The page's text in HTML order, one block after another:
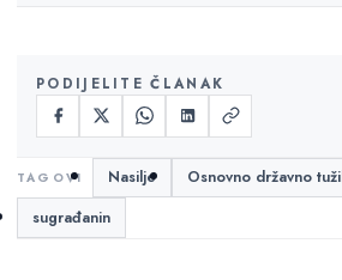
PODIJELITE ČLANAK
Nasilje Osnovno državno
sugrađanin